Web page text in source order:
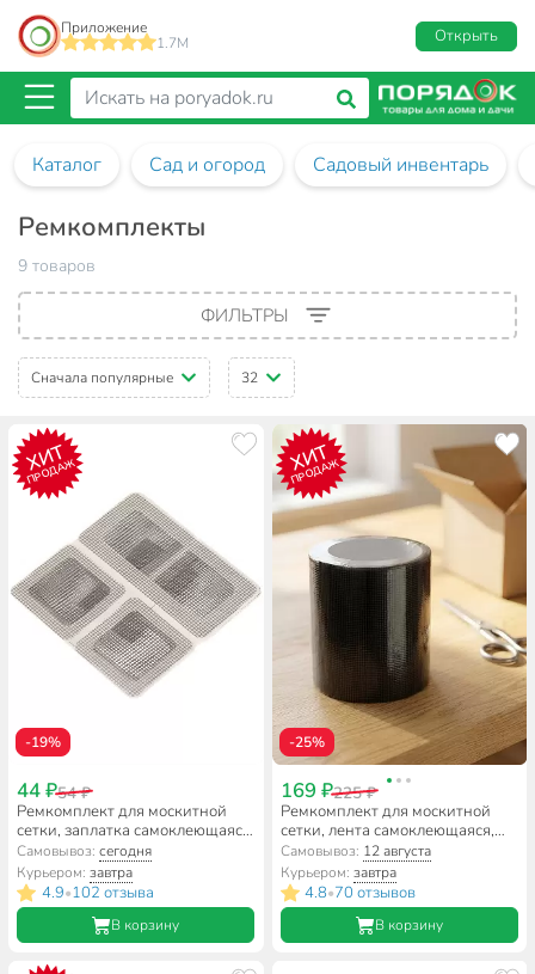
Приложение
1.7M
Открыть
Каталог Сад и огород Садовый инвентарь
Ремкомплекты
9 товаров
ФИЛЬТРЫ
Сначала популярные 32
ХИТ
ПРОДАЖ
-19%
44 ₽54 ₽
Ремкомплект для москитной
сетки, заплатка самоклеющаяся,
2 шт 4.5х4.5 см, 1 шт 4.5х9.5 см,
YTWS010A
Самовывоз:сегодня
Курьером:завтра
4.9•102 отзыва
В корзину
ХИТ
ПРОДАЖ
-25%
169 ₽225 ₽
Ремкомплект для москитной
сетки, лента самоклеющаяся,
5см, 2 м, YTWS009
Самовывоз: 12 августа
Курьером: завтра
4.8•70 отзывов
В корзину